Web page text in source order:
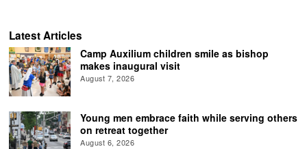
Latest Articles
Camp Auxilium children smile as bishop
makes inaugural visit
August 7, 2026
Young men embrace faith while serving others
on retreat together
August 6, 2026